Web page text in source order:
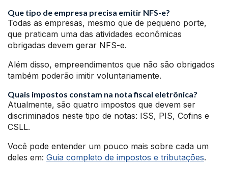
Que tipo de empresa precisa emitir NFS-e?
Todas as empresas, mesmo que de pequeno porte,
que praticam uma das atividades econômicas
obrigadas devem gerar NFS-e.
Além disso, empreendimentos que não são obrigados
também poderão imitir voluntariamente.
Quais impostos constam na nota fiscal eletrônica?
Atualmente, são quatro impostos que devem ser
discriminados neste tipo de notas: ISS, PIS, Cofins e
CSLL.
Você pode entender um pouco mais sobre cada um
deles em: Guia completo de impostos e tributações.